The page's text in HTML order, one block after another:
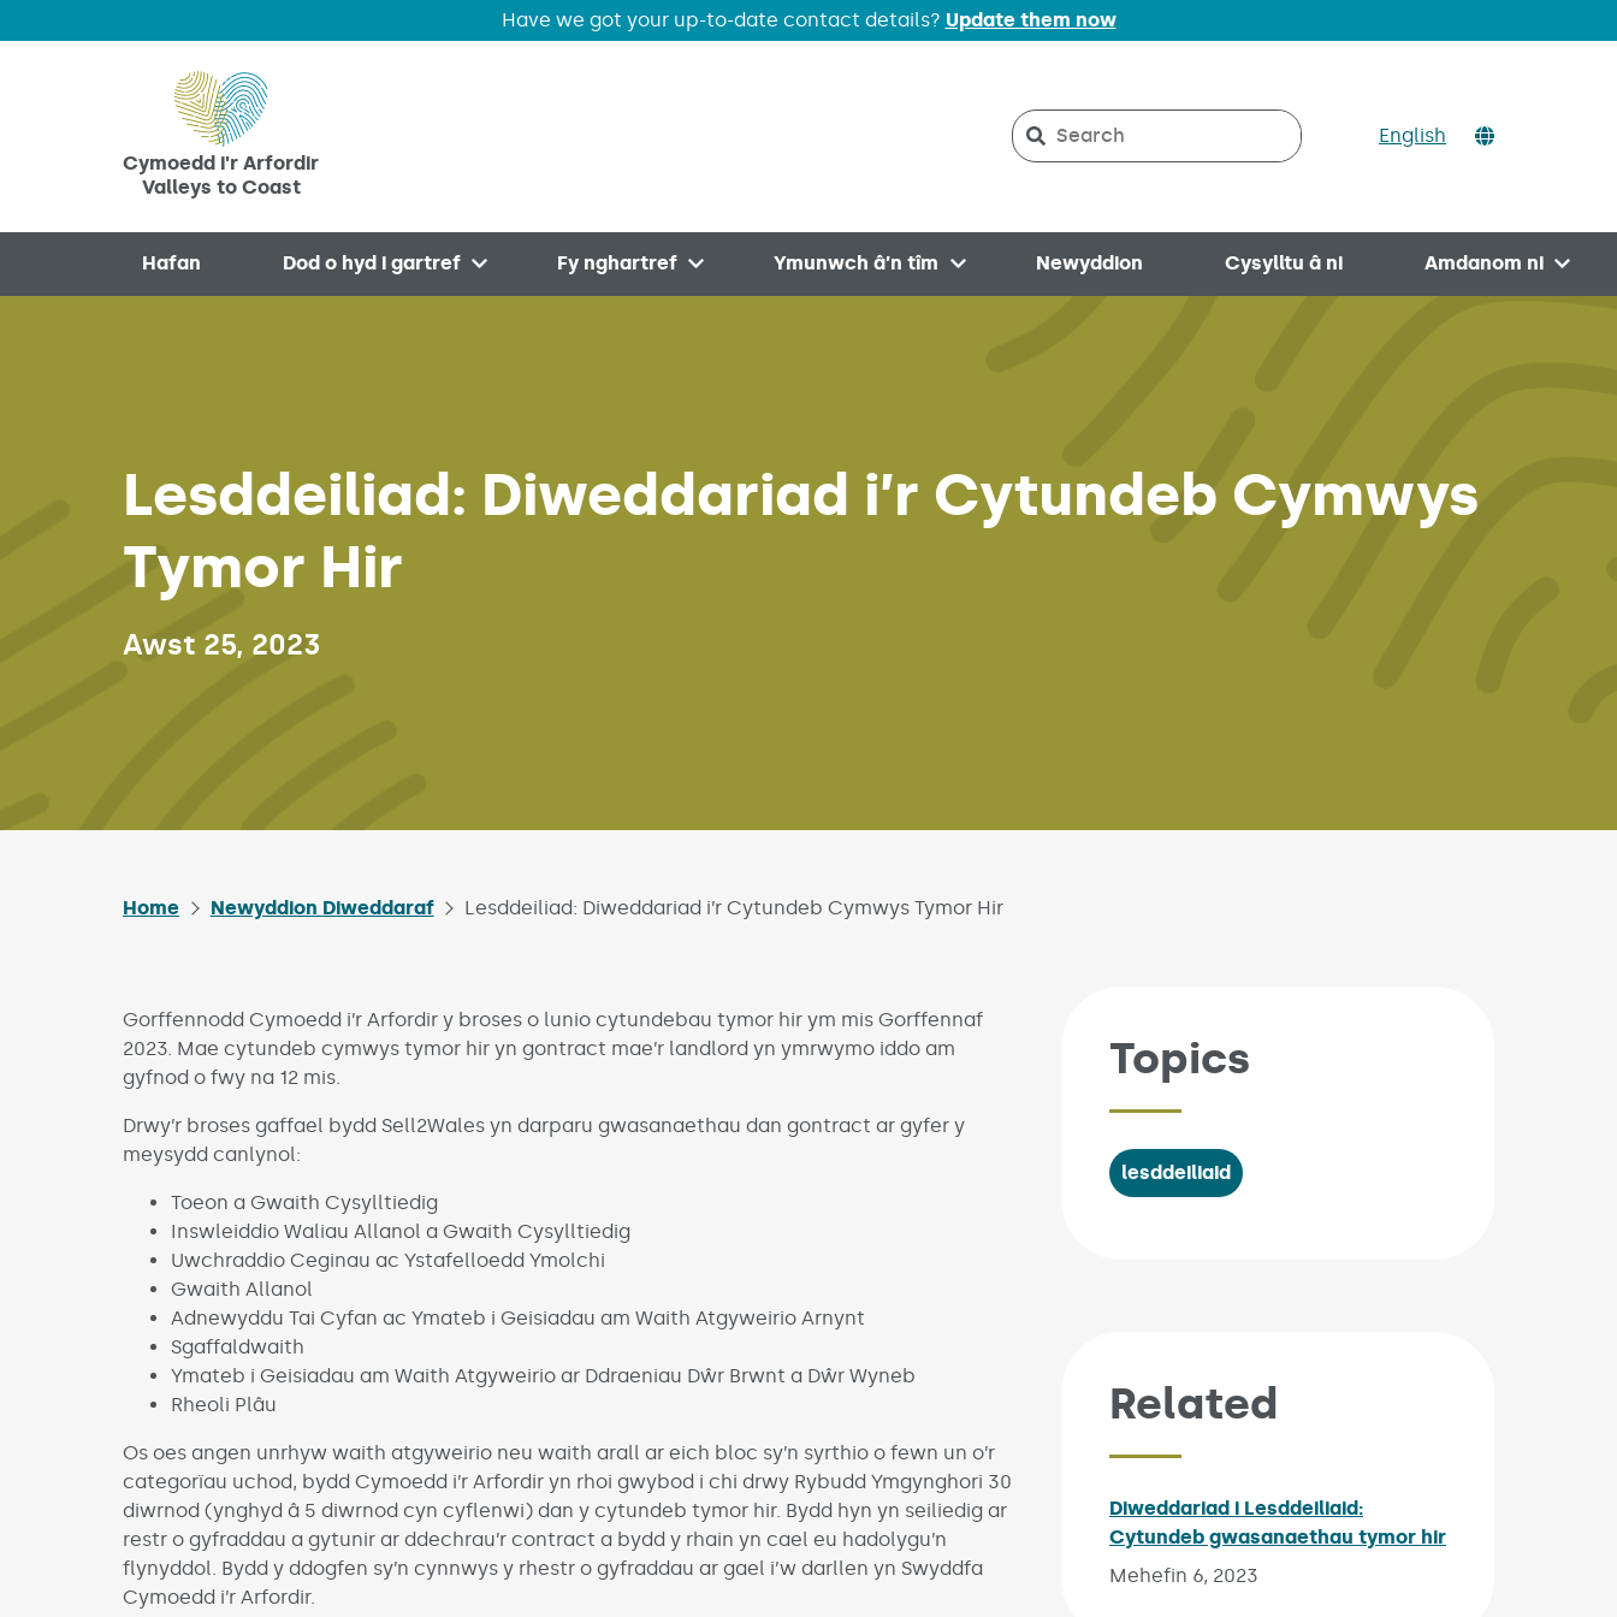
Have we got your up-to-date contact details? Update them now
Cymoedd i'r Arfordir
Valleys to Coast
Search on Valleys to Coast
Search English
Hafan
Dod o hyd i gartref
Fy nghartref
Ymunwch â’n tîm
Newyddion Cysylltu â ni
Amdanom ni
Lesddeiliad: Diweddariad i’r Cytundeb Cymwys
Tymor Hir
Awst 25, 2023
Home Newyddion Diweddaraf Lesddeiliad: Diweddariad i’r Cytundeb Cymwys Tymor Hir
Gorffennodd Cymoedd i’r Arfordir y broses o lunio cytundebau tymor hir ym mis Gorffennaf
2023. Mae cytundeb cymwys tymor hir yn gontract mae’r landlord yn ymrwymo iddo am
gyfnod o fwy na 12 mis.
Drwy’r broses gaffael bydd Sell2Wales yn darparu gwasanaethau dan gontract ar gyfer y
meysydd canlynol:
Toeon a Gwaith Cysylltiedig
Inswleiddio Waliau Allanol a Gwaith Cysylltiedig
Uwchraddio Ceginau ac Ystafelloedd Ymolchi
Gwaith Allanol
Adnewyddu Tai Cyfan ac Ymateb i Geisiadau am Waith Atgyweirio Arnynt
Sgaffaldwaith
Ymateb i Geisiadau am Waith Atgyweirio ar Ddraeniau Dŵr Brwnt a Dŵr Wyneb
Rheoli Plâu
Os oes angen unrhyw waith atgyweirio neu waith arall ar eich bloc sy’n syrthio o fewn un o’r
categorïau uchod, bydd Cymoedd i’r Arfordir yn rhoi gwybod i chi drwy Rybudd Ymgynghori 30
diwrnod (ynghyd â 5 diwrnod cyn cyflenwi) dan y cytundeb tymor hir. Bydd hyn yn seiliedig ar
restr o gyfraddau a gytunir ar ddechrau’r contract a bydd y rhain yn cael eu hadolygu’n
flynyddol. Bydd y ddogfen sy’n cynnwys y rhestr o gyfraddau ar gael i’w darllen yn Swyddfa
Cymoedd i’r Arfordir.
Topics
lesddeiliaid
Related
Diweddariad i Lesddeiliaid:
Cytundeb gwasanaethau tymor hirPublished on:
Mehefin 6, 2023